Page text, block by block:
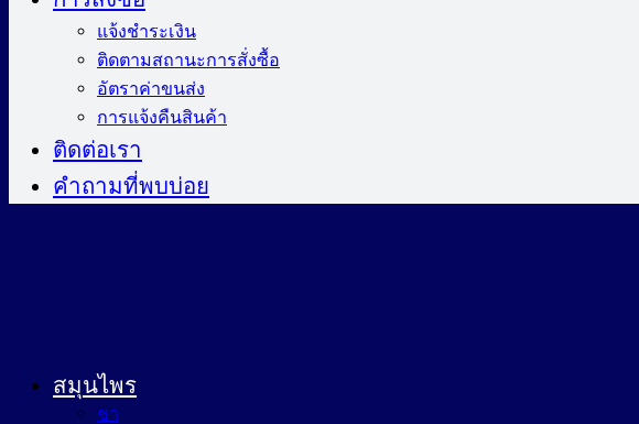
แจ้งชำระเงิน
ติดตามสถานะการสั่งซื้อ
อัตราค่าขนส่ง
การแจ้งคืนสินค้า
ติดต่อเรา
คำถามที่พบบ่อย
สมุนไพร
ชา